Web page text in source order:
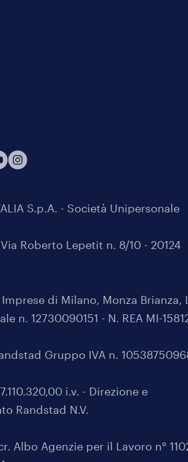
S.p.A. - Società Unipersonale
Roberto Lepetit n. 8/10 - 20124
di Milano, Monza Brianza,
n. 12730090151 - N. REA MI-
Gruppo IVA n.
i.v. - Direzione e
Randstad N.V.
Albo Agenzie per il Lavoro n°